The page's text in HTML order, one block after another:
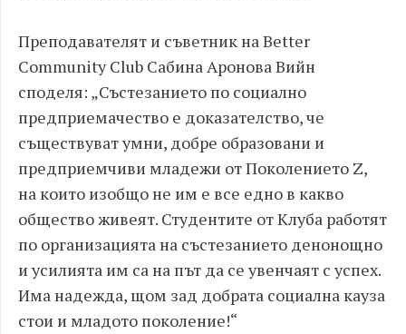
Преподавателят и съветник на Better
Community Club Сабина Аронова Вийн
споделя: „Състезанието по социално
предприемачество е доказателство, че
съществуват умни, добре образовани и
предприемчиви младежи от Поколението Z,
на които изобщо не им е все едно в какво
общество живеят. Студентите от Клуба работят
по организацията на състезанието денонощно
и усилията им са на път да се увенчаят с успех.
Има надежда, щом зад добрата социална кауза
стои и младото поколение!“